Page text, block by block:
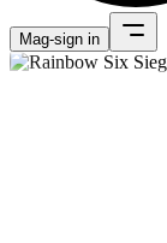
Mag-sign in